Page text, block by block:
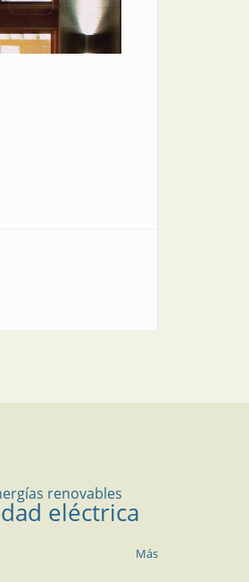
renovables
eléctrica
Más